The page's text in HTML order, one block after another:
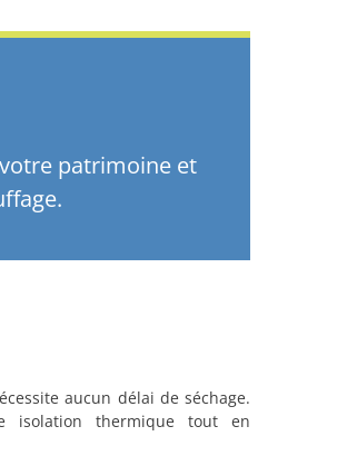
patrimoine et
aucun délai de séchage.
isolation thermique tout en